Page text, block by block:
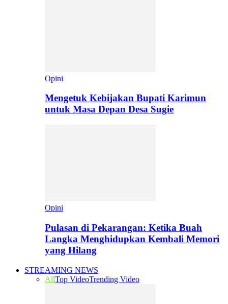
Opini
Mengetuk Kebijakan Bupati Karimun
untuk Masa Depan Desa Sugie
Opini
Pulasan di Pekarangan: Ketika Buah
Langka Menghidupkan Kembali Memori
yang Hilang
STREAMING NEWS
AllTop VideoTrending Video